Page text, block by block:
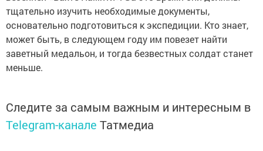
тщательно изучить необходимые документы,
основательно подготовиться к экспедиции. Кто знает,
может быть, в следующем году им повезет найти
заветный медальон, и тогда безвестных солдат станет
меньше.
Следите за самым важным и интересным в
Telegram-канале Татмедиа